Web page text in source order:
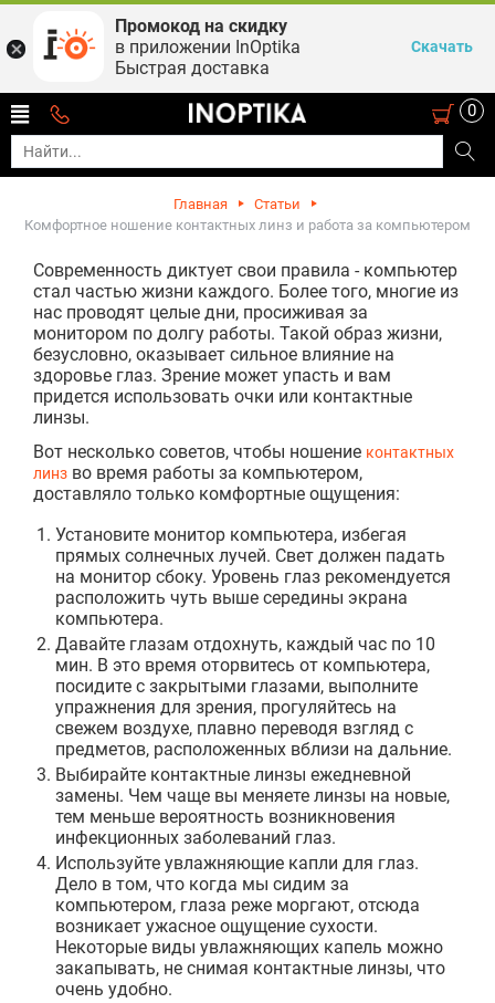
0
Главная
Статьи
Комфортное ношение контактных линз и работа за компьютером
Современность диктует свои правила - компьютер
стал частью жизни каждого. Более того, многие из
нас проводят целые дни, просиживая за
монитором по долгу работы. Такой образ жизни,
безусловно, оказывает сильное влияние на
здоровье глаз. Зрение может упасть и вам
придется использовать очки или контактные
линзы.
Вот несколько советов, чтобы ношение контактных
линз во время работы за компьютером,
доставляло только комфортные ощущения:
Установите монитор компьютера, избегая
прямых солнечных лучей. Свет должен падать
на монитор сбоку. Уровень глаз рекомендуется
расположить чуть выше середины экрана
компьютера.
Давайте глазам отдохнуть, каждый час по 10
мин. В это время оторвитесь от компьютера,
посидите с закрытыми глазами, выполните
упражнения для зрения, прогуляйтесь на
свежем воздухе, плавно переводя взгляд с
предметов, расположенных вблизи на дальние.
Выбирайте контактные линзы ежедневной
замены. Чем чаще вы меняете линзы на новые,
тем меньше вероятность возникновения
инфекционных заболеваний глаз.
Используйте увлажняющие капли для глаз.
Дело в том, что когда мы сидим за
компьютером, глаза реже моргают, отсюда
возникает ужасное ощущение сухости.
Некоторые виды увлажняющих капель можно
закапывать, не снимая контактные линзы, что
очень удобно.
Промокод на скидку
в приложении InOptika
Быстрая доставка
Скачать